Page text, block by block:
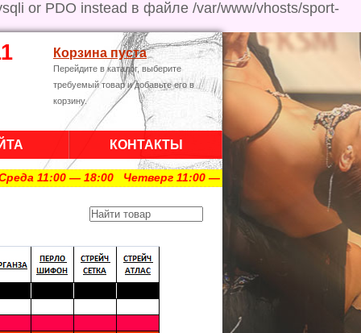
or PDO instead в файле /var/www/vhosts/sport-
Корзина пуста
Перейдите в каталог, выберите
требуемый товар и добавьте его в
корзину.
КОНТАКТЫ
— 18:00 Четверг 11:00 — 18:00 Пятница 11:00 —